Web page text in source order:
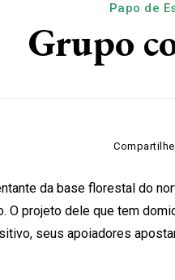
Papo de
Grupo
da base florestal do
O projeto dele que tem
seus apoiadores